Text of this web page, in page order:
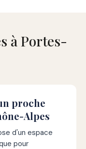
à Portes-
proche
Alpes
d'un espace
pour